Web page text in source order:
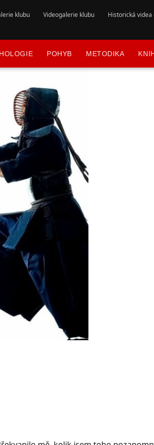
klubu Videogalerie klubu Historická videa
POHYB METODIKA